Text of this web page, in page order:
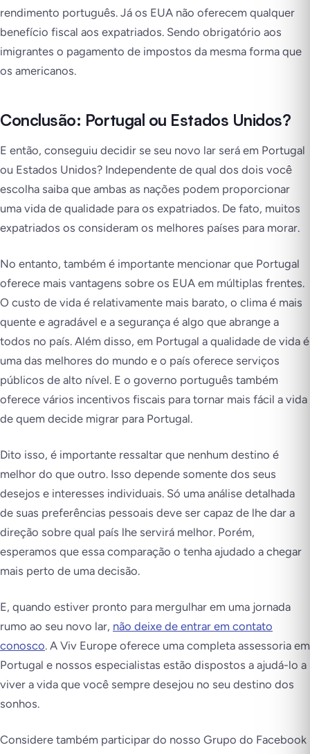
rendimento português. Já os EUA não oferecem qualquer
benefício fiscal aos expatriados. Sendo obrigatório aos
imigrantes o pagamento de impostos da mesma forma que
os americanos.
Conclusão: Portugal ou Estados Unidos?
E então, conseguiu decidir se seu novo lar será em Portugal
ou Estados Unidos? Independente de qual dos dois você
escolha saiba que ambas as nações podem proporcionar
uma vida de qualidade para os expatriados. De fato, muitos
expatriados os consideram os melhores países para morar.
No entanto, também é importante mencionar que Portugal
oferece mais vantagens sobre os EUA em múltiplas frentes.
O custo de vida é relativamente mais barato, o clima é mais
quente e agradável e a segurança é algo que abrange a
todos no país. Além disso, em Portugal a qualidade de vida é
uma das melhores do mundo e o país oferece serviços
públicos de alto nível. E o governo português também
oferece vários incentivos fiscais para tornar mais fácil a vida
de quem decide migrar para Portugal.
Dito isso, é importante ressaltar que nenhum destino é
melhor do que outro. Isso depende somente dos seus
desejos e interesses individuais. Só uma análise detalhada
de suas preferências pessoais deve ser capaz de lhe dar a
direção sobre qual país lhe servirá melhor. Porém,
esperamos que essa comparação o tenha ajudado a chegar
mais perto de uma decisão.
E, quando estiver pronto para mergulhar em uma jornada
rumo ao seu novo lar, não deixe de entrar em contato
conosco. A Viv Europe oferece uma completa assessoria em
Portugal e nossos especialistas estão dispostos a ajudá-lo a
viver a vida que você sempre desejou no seu destino dos
sonhos.
Considere também participar do nosso Grupo do Facebook